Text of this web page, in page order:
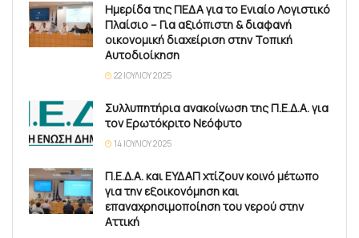
Ημερίδα της ΠΕΔΑ για το Ενιαίο Λογιστικό
Πλαίσιο – Για αξιόπιστη & διαφανή
οικονομική διαχείριση στην Τοπική
Αυτοδιοίκηση
22 ΙΟΥΛΊΟΥ 2025
Συλλυπητήρια ανακοίνωση της Π.Ε.Δ.Α. για
τον Ερωτόκριτο Νεόφυτο
14 ΙΟΥΛΊΟΥ 2025
Π.Ε.Δ.Α. και ΕΥΔΑΠ χτίζουν κοινό μέτωπο
για την εξοικονόμηση και
επαναχρησιμοποίηση του νερού στην
Αττική